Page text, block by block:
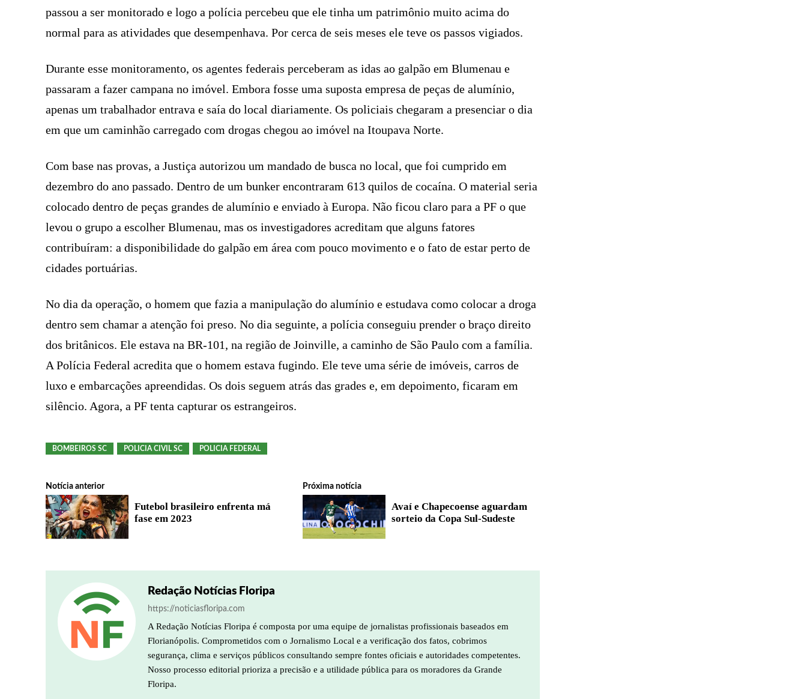
passou a ser monitorado e logo a polícia percebeu que ele tinha um patrimônio muito acima do
normal para as atividades que desempenhava. Por cerca de seis meses ele teve os passos vigiados.
Durante esse monitoramento, os agentes federais perceberam as idas ao galpão em Blumenau e
passaram a fazer campana no imóvel. Embora fosse uma suposta empresa de peças de alumínio,
apenas um trabalhador entrava e saía do local diariamente. Os policiais chegaram a presenciar o dia
em que um caminhão carregado com drogas chegou ao imóvel na Itoupava Norte.
Com base nas provas, a Justiça autorizou um mandado de busca no local, que foi cumprido em
dezembro do ano passado. Dentro de um bunker encontraram 613 quilos de cocaína. O material seria
colocado dentro de peças grandes de alumínio e enviado à Europa. Não ficou claro para a PF o que
levou o grupo a escolher Blumenau, mas os investigadores acreditam que alguns fatores
contribuíram: a disponibilidade do galpão em área com pouco movimento e o fato de estar perto de
cidades portuárias.
No dia da operação, o homem que fazia a manipulação do alumínio e estudava como colocar a droga
dentro sem chamar a atenção foi preso. No dia seguinte, a polícia conseguiu prender o braço direito
dos britânicos. Ele estava na BR-101, na região de Joinville, a caminho de São Paulo com a família.
A Polícia Federal acredita que o homem estava fugindo. Ele teve uma série de imóveis, carros de
luxo e embarcações apreendidas. Os dois seguem atrás das grades e, em depoimento, ficaram em
silêncio. Agora, a PF tenta capturar os estrangeiros.
BOMBEIROS SC POLICIA CIVIL SC POLICIA FEDERAL
Notícia anterior
Futebol brasileiro enfrenta má
fase em 2023
Próxima notícia
Avaí e Chapecoense aguardam
sorteio da Copa Sul-Sudeste
Redação Notícias Floripa
https://noticiasfloripa.com
A Redação Notícias Floripa é composta por uma equipe de jornalistas profissionais baseados em
Florianópolis. Comprometidos com o Jornalismo Local e a verificação dos fatos, cobrimos
segurança, clima e serviços públicos consultando sempre fontes oficiais e autoridades competentes.
Nosso processo editorial prioriza a precisão e a utilidade pública para os moradores da Grande
Floripa.